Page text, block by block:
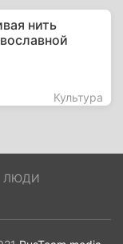
нить
Культура
ЛЮДИ